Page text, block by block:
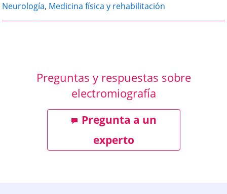
Neurología, Medicina física y rehabilitación
Preguntas y respuestas sobre
electromiografía
Pregunta a un
experto